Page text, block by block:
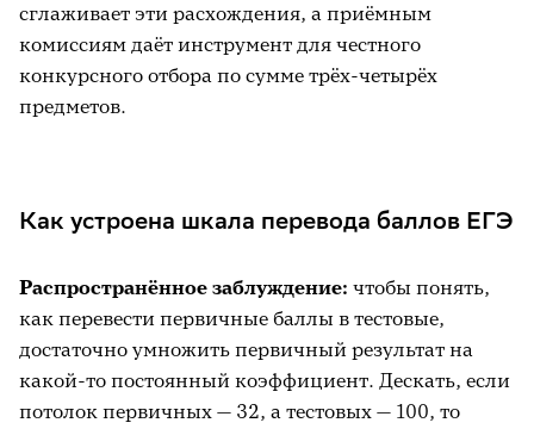
сглаживает эти расхождения, а приёмным
комиссиям даёт инструмент для честного
конкурсного отбора по сумме трёх-четырёх
предметов.
Как устроена шкала перевода баллов ЕГЭ
Распространённое заблуждение: чтобы понять,
как перевести первичные баллы в тестовые,
достаточно умножить первичный результат на
какой-то постоянный коэффициент. Дескать, если
потолок первичных — 32, а тестовых — 100, то